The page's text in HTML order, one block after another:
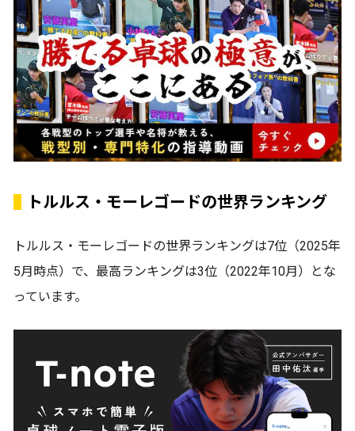
トルルス・モーレゴードの世界ランキング
トルルス・モーレゴードの世界ランキングは7位（2025年
5月時点）で、最高ランキングは3位（2022年10月）とな
っています。